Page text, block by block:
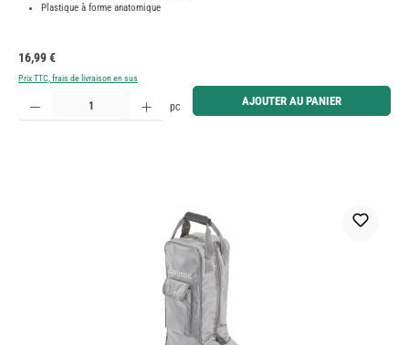
Plastique à forme anatomique
Prix régulier :
16,99 €
Prix TTC, frais de livraison en sus
Quantité de produit : Entrez la quantité souhaitée ou utilisez les boutons pour augmenter ou
pc AJOUTER AU PANIER